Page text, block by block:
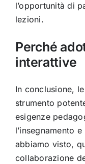
l’opportunità di
lezioni.
Perché
interattive
In conclusione,
strumento
esigenze
l’insegnamento
abbiamo visto,
collaborazione